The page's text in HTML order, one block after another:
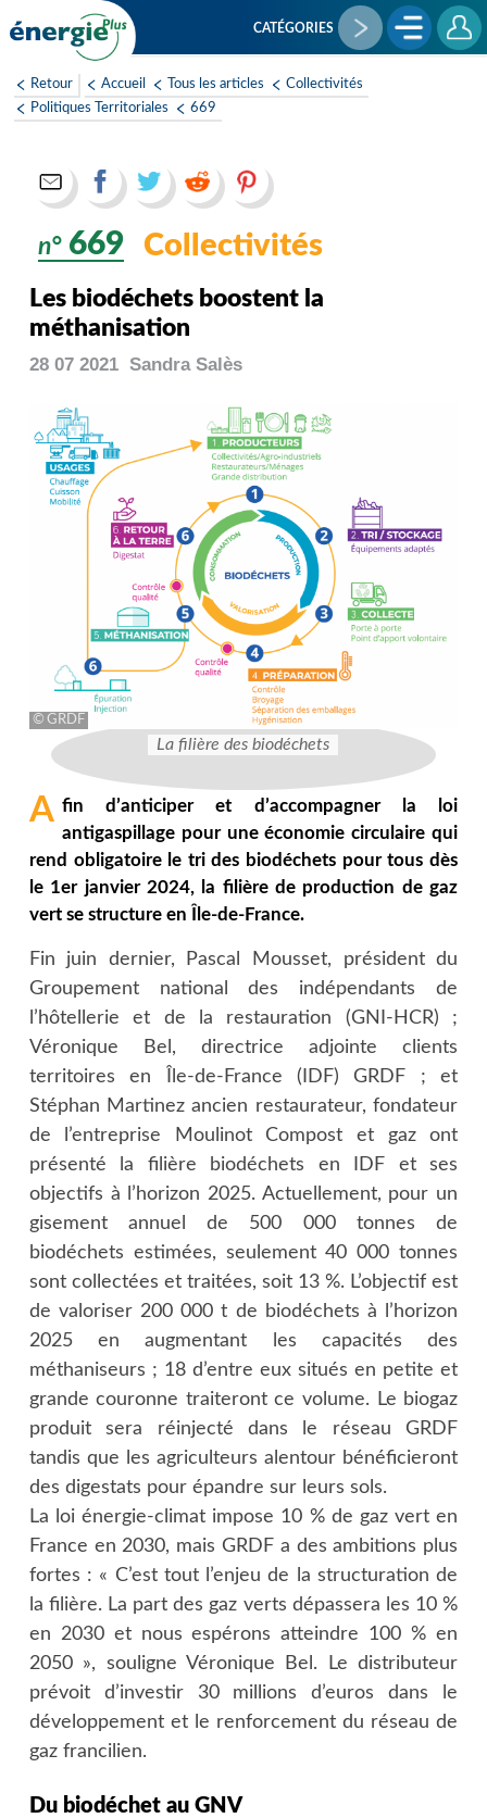
au
CATÉGORIES
Retour Accueil Tous les articles
Collectivités
Politiques Territoriales
669
n° 669 Collectivités
Les biodéchets boostent la
méthanisation
28 07 2021 Sandra Salès
GRDF
La filière des biodéchets
A fin d’anticiper et d’accompagner la loi
antigaspillage pour une économie circulaire qui
rend obligatoire le tri des biodéchets pour tous dès
le 1er janvier 2024, la filière de production de gaz
vert se structure en Île-de-France.
Fin juin dernier, Pascal Mousset, président du
Groupement national des indépendants de
l’hôtellerie et de la restauration (GNI-HCR) ;
Véronique Bel, directrice adjointe clients
territoires en Île-de-France (IDF) GRDF ; et
Stéphan Martinez ancien restaurateur, fondateur
de l’entreprise Moulinot Compost et gaz ont
présenté la filière biodéchets en IDF et ses
objectifs à l’horizon 2025. Actuellement, pour un
gisement annuel de 500 000 tonnes de
biodéchets estimées, seulement 40 000 tonnes
sont collectées et traitées, soit 13 %. L’objectif est
de valoriser 200 000 t de biodéchets à l’horizon
2025 en augmentant les capacités des
méthaniseurs ; 18 d’entre eux situés en petite et
grande couronne traiteront ce volume. Le biogaz
produit sera réinjecté dans le réseau GRDF
tandis que les agriculteurs alentour bénéficieront
des digestats pour épandre sur leurs sols.
La loi énergie-climat impose 10 % de gaz vert en
France en 2030, mais GRDF a des ambitions plus
fortes : « C’est tout l’enjeu de la structuration de
la filière. La part des gaz verts dépassera les 10 %
en 2030 et nous espérons atteindre 100 % en
2050 », souligne Véronique Bel. Le distributeur
prévoit d’investir 30 millions d’euros dans le
développement et le renforcement du réseau de
gaz francilien.
Du biodéchet au GNV